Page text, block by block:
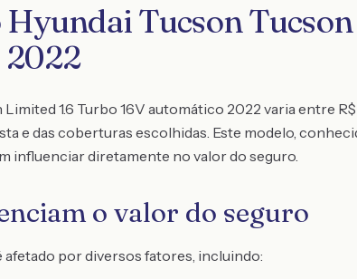
Hyundai Tucson
2022
1.6 Turbo 16V automático 2022 varia entre
e das coberturas escolhidas. Este modelo,
influenciar diretamente no valor do seguro.
o valor do seguro
por diversos fatores, incluindo: